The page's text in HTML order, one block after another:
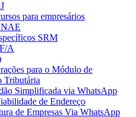
para empresários
SRM
A
para o Módulo de
Tributária
Simplificada via WhatsApp
de Endereço
de Empresas Via WhatsApp